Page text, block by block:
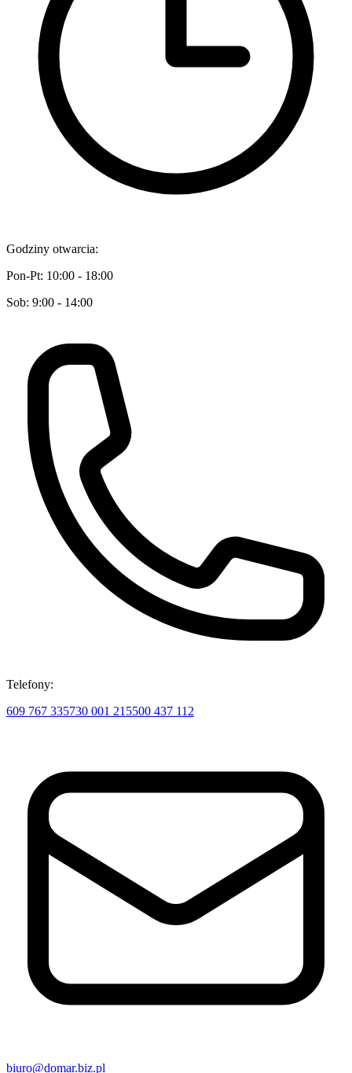
Godziny otwarcia:
Pon-Pt: 10:00 - 18:00
Sob: 9:00 - 14:00
Telefony:
609 767 335730 001 215500 437 112
biuro@domar.biz.pl